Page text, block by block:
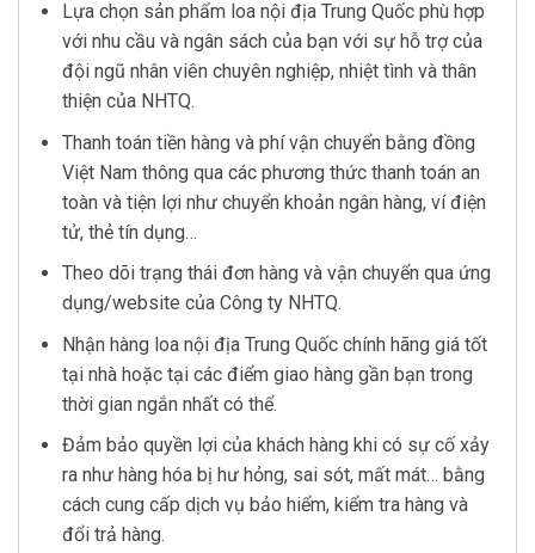
Lựa chọn sản phẩm loa nội địa Trung Quốc phù hợp
với nhu cầu và ngân sách của bạn với sự hỗ trợ của
đội ngũ nhân viên chuyên nghiệp, nhiệt tình và thân
thiện của NHTQ.
Thanh toán tiền hàng và phí vận chuyển bằng đồng
Việt Nam thông qua các phương thức thanh toán an
toàn và tiện lợi như chuyển khoản ngân hàng, ví điện
tử, thẻ tín dụng…
Theo dõi trạng thái đơn hàng và vận chuyển qua ứng
dụng/website của Công ty NHTQ.
Nhận hàng loa nội địa Trung Quốc chính hãng giá tốt
tại nhà hoặc tại các điểm giao hàng gần bạn trong
thời gian ngắn nhất có thể.
Đảm bảo quyền lợi của khách hàng khi có sự cố xảy
ra như hàng hóa bị hư hỏng, sai sót, mất mát… bằng
cách cung cấp dịch vụ bảo hiểm, kiểm tra hàng và
đổi trả hàng.